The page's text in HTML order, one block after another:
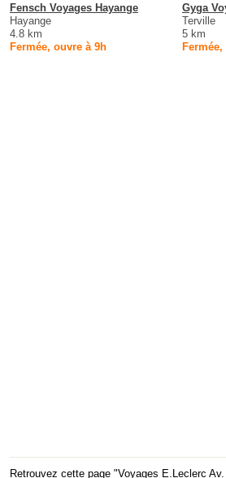
Fensch Voyages Hayange
Hayange
4.8 km
Fermée, ouvre à 9h
Gyga
Terville
5 km
Retrouvez cette page "Voyages E.Leclerc